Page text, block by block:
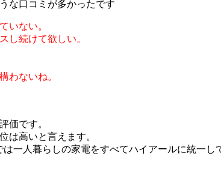
な口コミが多かったです
いない。
し続けて欲しい。
わないね。
価です。
は高いと言えます。
一人暮らしの家電をすべてハイアールに統一